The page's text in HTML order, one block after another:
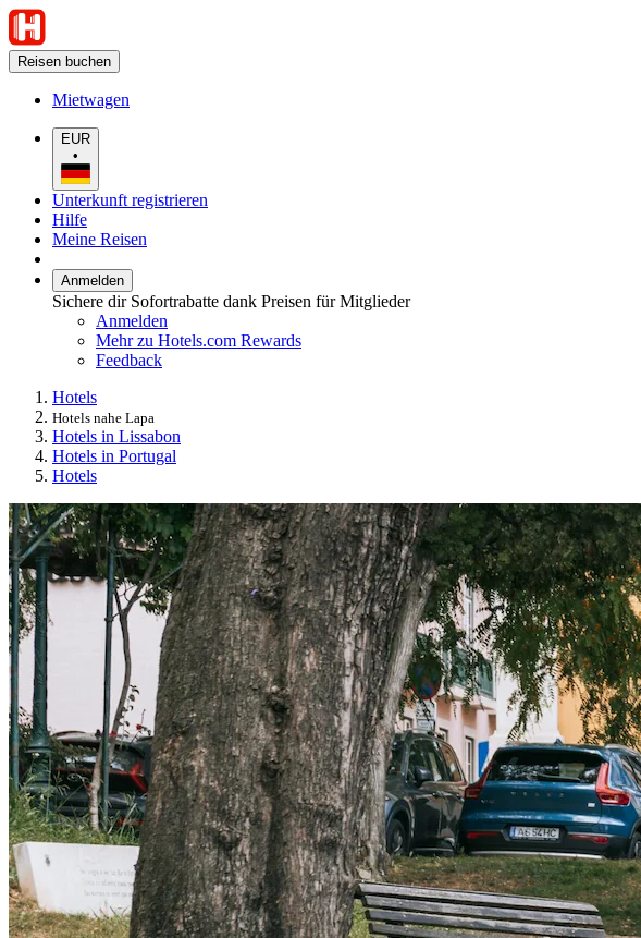
Reisen buchen
Mietwagen
EUR
•
Unterkunft registrieren
Hilfe
Meine Reisen
Anmelden
Sichere dir Sofortrabatte dank Preisen für Mitglieder
Anmelden
Mehr zu Hotels.com Rewards
Feedback
Hotels
Hotels nahe Lapa
Hotels in Lissabon
Hotels in Portugal
Hotels